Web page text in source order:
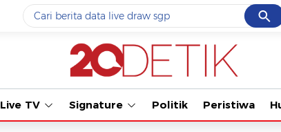
Cancel
Yang sedang ramai dicari
#3streaming motogp
Live TV Signature Politik Peristiwa